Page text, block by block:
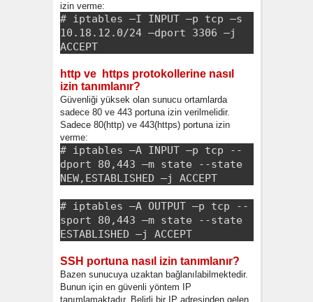
izin verme:
# iptables –I INPUT –p tcp –s
10.18.12.0/24 –dport 3306 –j
ACCEPT
http ve https protokollerine nasıl
izin tanımlanır?
Güvenliği yüksek olan sunucu ortamlarda
sadece 80 ve 443 portuna izin verilmelidir.
Sadece 80(http) ve 443(https) portuna izin
verme:
# iptables –A INPUT –p tcp --
dport 80,443 –m state --state
NEW,ESTABLISHED –j ACCEPT
# iptables –A OUTPUT –p tcp --
sport 80,443 –m state --state
ESTABLISHED –j ACCEPT
SSH portuna nasıl izin tanımlanır?
Bazen sunucuya uzaktan bağlanılabilmektedir.
Bunun için en güvenli yöntem IP
tanımlamaktadır. Belirli bir IP adresinden gelen